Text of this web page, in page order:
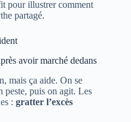
pour illustrer comment
partagé.
avoir marché dedans
mais ça aide. On se
peste, puis on agit. Les
: gratter l’excès